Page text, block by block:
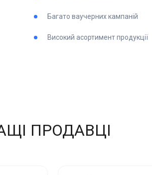
Багато ваучерних кампаній
Високий асортимент продукції
ПРОДАВЦІ